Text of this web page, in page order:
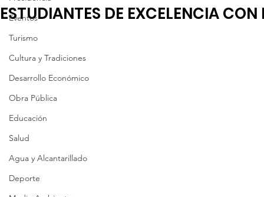
Eventos
Turismo
Cultura y Tradiciones
Desarrollo Económico
Obra Pública
Educación
Salud
Agua y Alcantarillado
Deporte
ESTUDIANTES DE EXCELENCIA CON